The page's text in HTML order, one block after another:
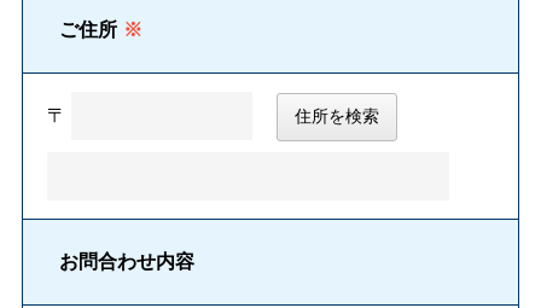
ご住所 ※
〒 住所を検索
お問合わせ内容